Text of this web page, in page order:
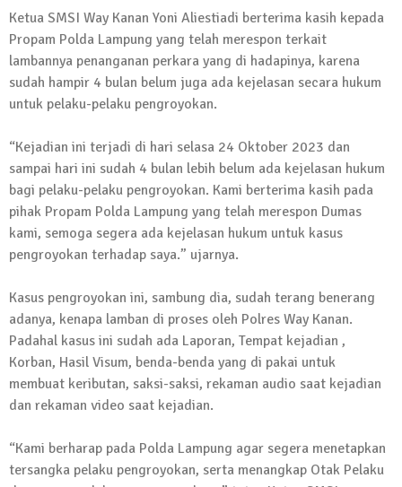
Dialaminya ke Propam Polda Lampung
19 Maret 2024 | 16:01
News Flash
Anggota MPR-RI I Komang Koheri
Kembali Laksanakan Sosialisasi 4 Pilar
2 Februari 2024 | 11:48
Ketua SMSI Way Kanan Yoni Aliestiadi berterima kasih kepada
Propam Polda Lampung yang telah merespon terkait
lambannya penanganan perkara yang di hadapinya, karena
sudah hampir 4 bulan belum juga ada kejelasan secara hukum
untuk pelaku-pelaku pengroyokan.
“Kejadian ini terjadi di hari selasa 24 Oktober 2023 dan
sampai hari ini sudah 4 bulan lebih belum ada kejelasan hukum
bagi pelaku-pelaku pengroyokan. Kami berterima kasih pada
pihak Propam Polda Lampung yang telah merespon Dumas
kami, semoga segera ada kejelasan hukum untuk kasus
pengroyokan terhadap saya.” ujarnya.
Kasus pengroyokan ini, sambung dia, sudah terang benerang
adanya, kenapa lamban di proses oleh Polres Way Kanan.
Padahal kasus ini sudah ada Laporan, Tempat kejadian ,
Korban, Hasil Visum, benda-benda yang di pakai untuk
membuat keributan, saksi-saksi, rekaman audio saat kejadian
dan rekaman video saat kejadian.
“Kami berharap pada Polda Lampung agar segera menetapkan
tersangka pelaku pengroyokan, serta menangkap Otak Pelaku